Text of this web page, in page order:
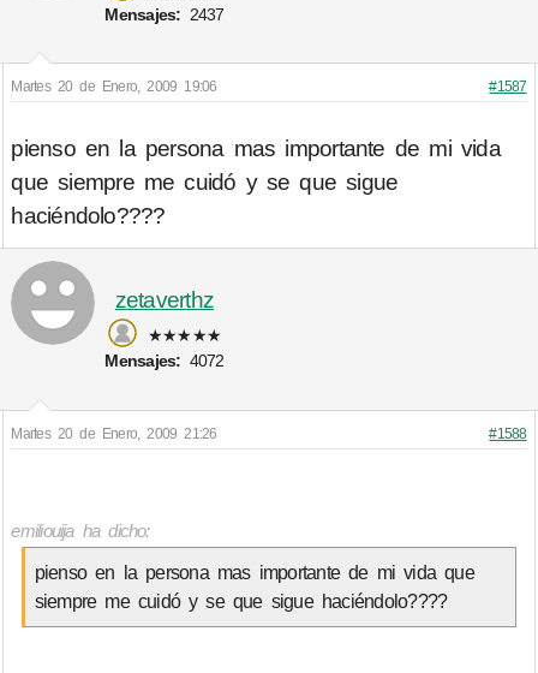
Mensajes: 2437
Martes 20 de Enero, 2009 19:06 #1587
pienso en la persona mas importante de mi vida
que siempre me cuidó y se que sigue
haciéndolo????
zetaverthz
★★★★★
Mensajes: 4072
Martes 20 de Enero, 2009 21:26 #1588
emiliouija ha dicho:
pienso en la persona mas importante de mi vida que
siempre me cuidó y se que sigue haciéndolo????